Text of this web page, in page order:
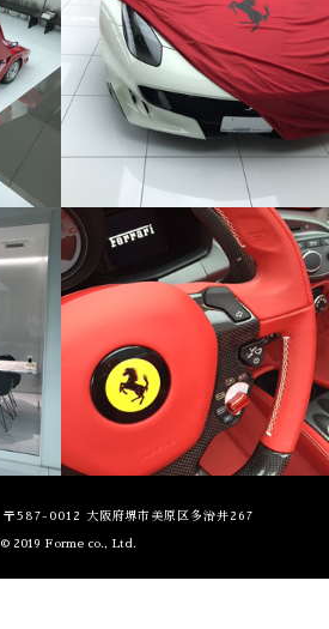
〒587-0012 大阪府堺市美原区多治井267
© 2019 Forme co., Ltd.